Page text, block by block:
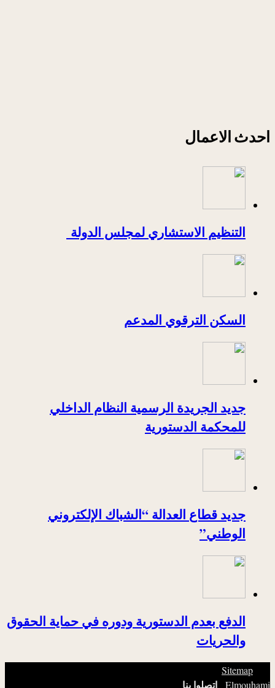
احدث الاعمال
التنظيم الاستشاري لمجلس الدولة
السكن الترقوي المدعم
جديد الجريدة الرسمية النظام الداخلي
للمحكمة الدستورية
جديد قطاع العدالة “الشباك الإلكتروني
الوطني”
الدفع بعدم الدستورية ودوره في حماية الحقوق
والحريات
Sitemap
Elmouhami اتصلوا بنا